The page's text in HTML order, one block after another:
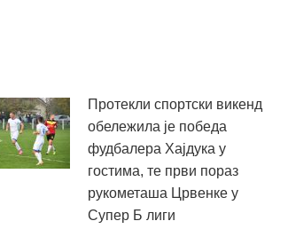
Протекли спортски викенд
обележила је победа
фудбалера Хајдука у
гостима, те први пораз
рукометаша Црвенке у
Супер Б лиги